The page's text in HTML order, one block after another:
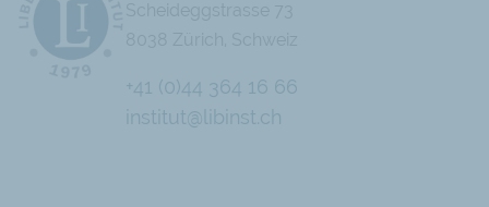
Chatbot
+41 (0)44 364 16 66
institut@libinst.ch